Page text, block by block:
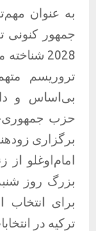
به عنوان
جمهور کنونی
2028
تروریسم
بی‌اساس و
حزب
برگزاری
امام‌اوغلو از
بزرگ روز
برای انتخاب
ترکیه در انتخابات 2028